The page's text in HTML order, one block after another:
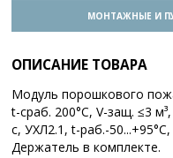
МОНТАЖНЫЕ И
ОПИСАНИЕ ТОВАРА
Модуль порошкового
t-сраб. 200°С, V-защ. ≤3
с, УХЛ2.1, t-раб.-
Держатель в комплекте.